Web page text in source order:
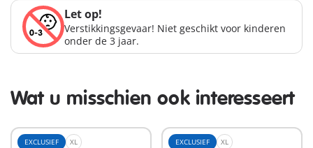
Let op!
Verstikkingsgevaar! Niet geschikt voor kinderen
onder de 3 jaar.
Wat u misschien ook interesseert
EXCLUSIEF XL EXCLUSIEF XL